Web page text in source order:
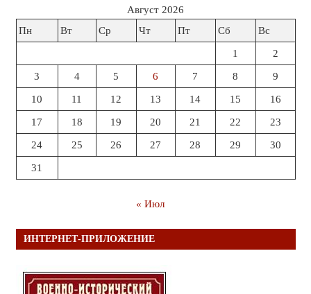
Август 2026
Пн
Вт Ср Чт Пт Сб Вс
1 2
3 4 5 6 7 8 9
10 11 12 13 14 15 16
17 18 19 20 21 22 23
24 25 26 27 28 29 30
31
« Июл
ИНТЕРНЕТ-ПРИЛОЖЕНИЕ